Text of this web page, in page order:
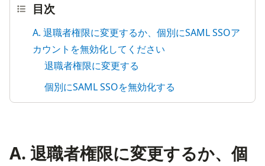
目次
A. 退職者権限に変更するか、個別にSAML SSOア
カウントを無効化してください
退職者権限に変更する
個別にSAML SSOを無効化する
A. 退職者権限に変更するか、個